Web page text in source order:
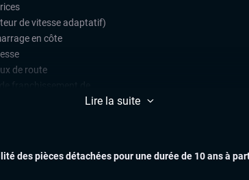
de vitesse adaptatif)
en côte
de route
signalisation routière
Lire la suite
des pièces détachées pour une durée de 10 ans à